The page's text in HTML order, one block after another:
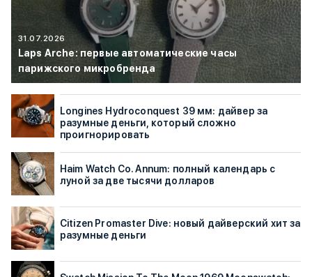
31.07.2026
Laps Arche: первые автоматические часы
парижского микробренда
Longines Hydroconquest 39 мм: дайвер за
разумные деньги, который сложно
проигнорировать
Haim Watch Co. Annum: полный календарь с
луной за две тысячи долларов
Citizen Promaster Dive: новый дайверский хит за
разумные деньги